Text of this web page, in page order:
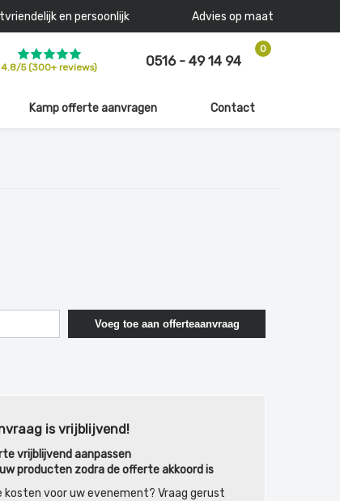
en persoonlijk Advies op maat
4.8/5(300+ reviews) 0516 - 49 14 94
0
Kamp offerte aanvragen Contact
Voeg toe aan offerteaanvraag
is vrijblijvend!
vrijblijvend aanpassen
producten zodra de offerte akkoord is
kosten voor uw evenement? Vraag gerust